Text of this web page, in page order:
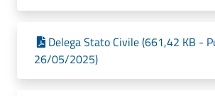
Delega Stato Civile (661,42 KB -
26/05/2025)